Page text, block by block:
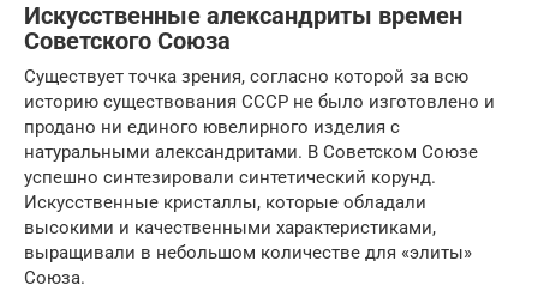
Искусственные александриты времен
Советского Союза
Существует точка зрения, согласно которой за всю
историю существования СССР не было изготовлено и
продано ни единого ювелирного изделия с
натуральными александритами. В Советском Союзе
успешно синтезировали синтетический корунд.
Искусственные кристаллы, которые обладали
высокими и качественными характеристиками,
выращивали в небольшом количестве для «элиты»
Союза.